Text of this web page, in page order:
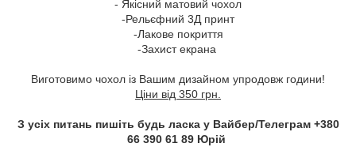
- Якісний матовий чохол
-Рельєфний 3Д принт
-Лакове покриття
-Захист екрана
Виготовимо чохол із Вашим дизайном упродовж години!
Ціни від 350 грн.
З усіх питань пишіть будь ласка у Вайбер/Телеграм +380
66 390 61 89 Юрій